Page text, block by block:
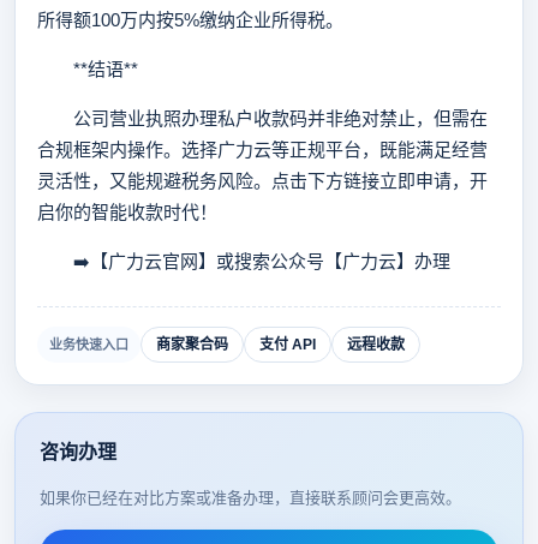
所得额100万内按5%缴纳企业所得税。
**结语**
公司营业执照办理私户收款码并非绝对禁止，但需在
合规框架内操作。选择广力云等正规平台，既能满足经营
灵活性，又能规避税务风险。点击下方链接立即申请，开
启你的智能收款时代！
➡️【广力云官网】或搜索公众号【广力云】办理
业务快速入口 商家聚合码 支付 API 远程收款
咨询办理
如果你已经在对比方案或准备办理，直接联系顾问会更高效。